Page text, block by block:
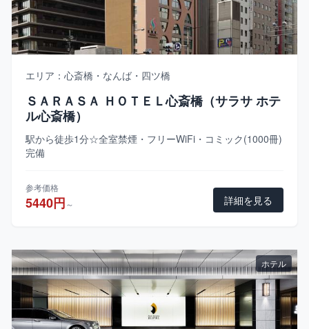
エリア：心斎橋・なんば・四ツ橋
ＳＡＲＡＳＡ ＨＯＴＥＬ心斎橋（サラサ ホテ
ル心斎橋）
駅から徒歩1分☆全室禁煙・フリーWiFi・コミック(1000冊)
完備
参考価格
5440円～ 詳細を見る
ホテル